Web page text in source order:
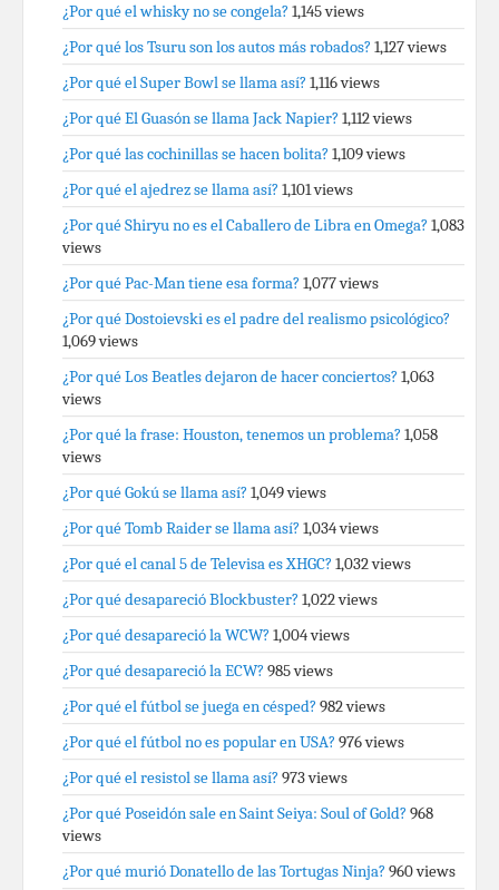
¿Por qué el whisky no se congela? 1,145 views
¿Por qué los Tsuru son los autos más robados? 1,127 views
¿Por qué el Super Bowl se llama así? 1,116 views
¿Por qué El Guasón se llama Jack Napier? 1,112 views
¿Por qué las cochinillas se hacen bolita? 1,109 views
¿Por qué el ajedrez se llama así? 1,101 views
¿Por qué Shiryu no es el Caballero de Libra en Omega? 1,083
views
¿Por qué Pac-Man tiene esa forma? 1,077 views
¿Por qué Dostoievski es el padre del realismo psicológico?
1,069 views
¿Por qué Los Beatles dejaron de hacer conciertos? 1,063
views
¿Por qué la frase: Houston, tenemos un problema? 1,058
views
¿Por qué Gokú se llama así? 1,049 views
¿Por qué Tomb Raider se llama así? 1,034 views
¿Por qué el canal 5 de Televisa es XHGC? 1,032 views
¿Por qué desapareció Blockbuster? 1,022 views
¿Por qué desapareció la WCW? 1,004 views
¿Por qué desapareció la ECW? 985 views
¿Por qué el fútbol se juega en césped? 982 views
¿Por qué el fútbol no es popular en USA? 976 views
¿Por qué el resistol se llama así? 973 views
¿Por qué Poseidón sale en Saint Seiya: Soul of Gold? 968
views
¿Por qué murió Donatello de las Tortugas Ninja? 960 views